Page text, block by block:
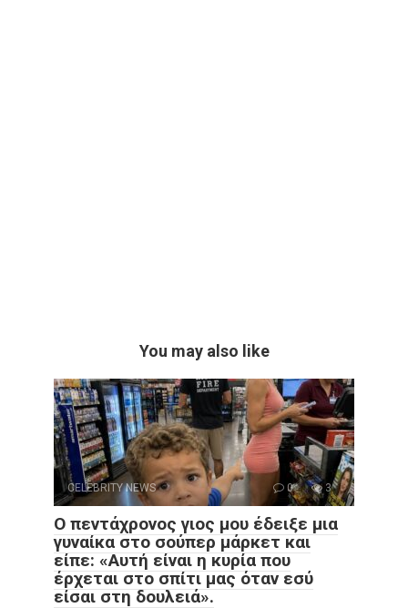
You may also like
CELEBRITY NEWS 0 3
Ο πεντάχρονος γιος μου έδειξε μια
γυναίκα στο σούπερ μάρκετ και
είπε: «Αυτή είναι η κυρία που
έρχεται στο σπίτι μας όταν εσύ
είσαι στη δουλειά».